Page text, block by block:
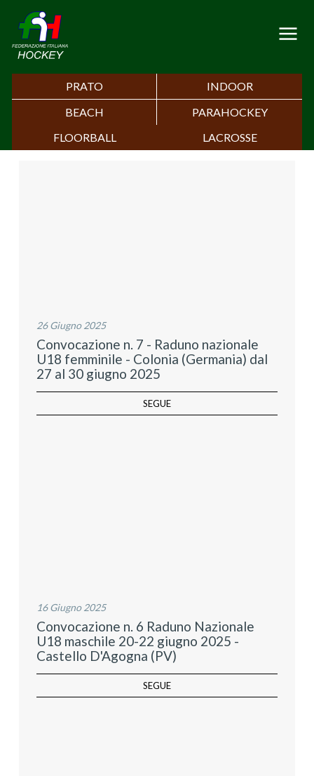
PRATO
INDOOR
BEACH
PARAHOCKEY
FLOORBALL
LACROSSE
26 Giugno 2025
Convocazione n. 7 - Raduno nazionale
U18 femminile - Colonia (Germania) dal
27 al 30 giugno 2025
SEGUE
16 Giugno 2025
Convocazione n. 6 Raduno Nazionale
U18 maschile 20-22 giugno 2025 -
Castello D'Agogna (PV)
SEGUE